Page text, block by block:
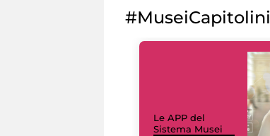
#MuseiCapitolini
Le APP del
Sistema Musei